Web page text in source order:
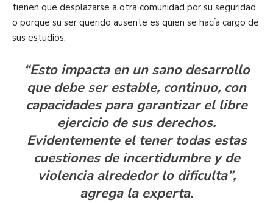
tienen que desplazarse a otra comunidad por su seguridad
o porque su ser querido ausente es quien se hacía cargo de
sus estudios.
“Esto impacta en un sano desarrollo
que debe ser estable, continuo, con
capacidades para garantizar el libre
ejercicio de sus derechos.
Evidentemente el tener todas estas
cuestiones de incertidumbre y de
violencia alrededor lo dificulta”,
agrega la experta.